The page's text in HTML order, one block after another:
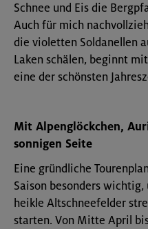
Schnee und Eis die
Auch für mich
die violetten Soldanellen
Laken schälen, beginnt
eine der schönsten
Mit Alpenglöckchen,
sonnigen Seite
Eine gründliche
Saison besonders
heikle Altschneefelder
starten. Von Mitte April